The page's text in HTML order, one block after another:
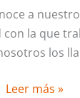
a
con la que
los
Odontológico
Asiri
Mas
Pacientes;
Leer más »